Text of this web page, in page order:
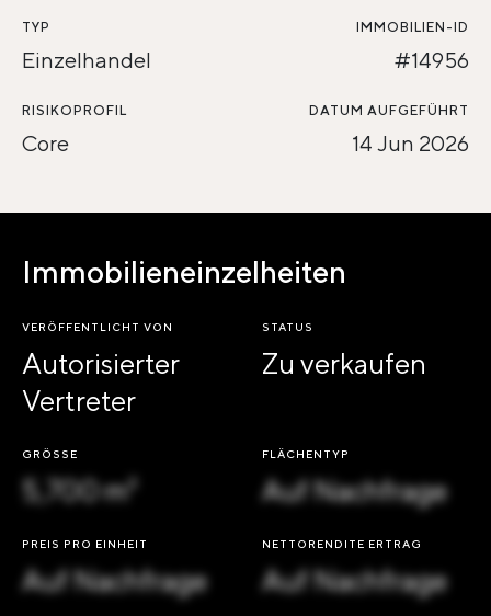
TYP
Einzelhandel
IMMOBILIEN-ID
#14956
RISIKOPROFIL
Core
DATUM AUFGEFÜHRT
14 Jun 2026
Immobilieneinzelheiten
VERÖFFENTLICHT VON
Autorisierter
Vertreter
STATUS
Zu verkaufen
GRÖSSE
5,700 m²
FLÄCHENTYP
Auf Nachfrage
PREIS PRO EINHEIT
Auf Nachfrage
NETTORENDITE ERTRAG
Auf Nachfrage